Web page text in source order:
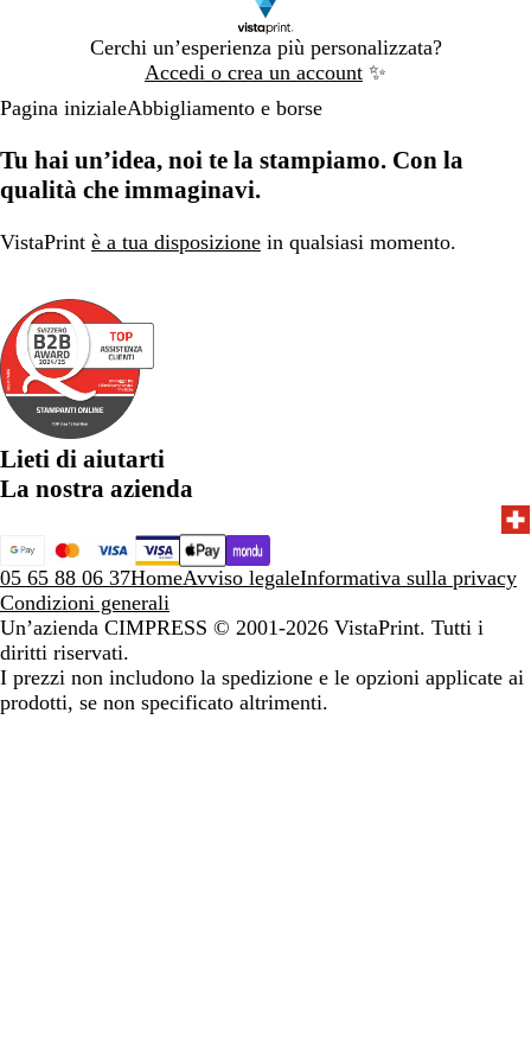
Cerchi un’esperienza più personalizzata?
Accedi o crea un account ✨
Diapositiva
1
Pagina inizialeAbbigliamento e borse
Tu hai un’idea, noi te la stampiamo. Con la
qualità che immaginavi.
VistaPrint è a tua disposizione in qualsiasi momento.
Lieti di aiutarti
La nostra azienda
05 65 88 06 37HomeAvviso legaleInformativa sulla privacy
Condizioni generali
Un’azienda CIMPRESS © 2001-2026 VistaPrint. Tutti i
diritti riservati.
I prezzi non includono la spedizione e le opzioni applicate ai
prodotti, se non specificato altrimenti.